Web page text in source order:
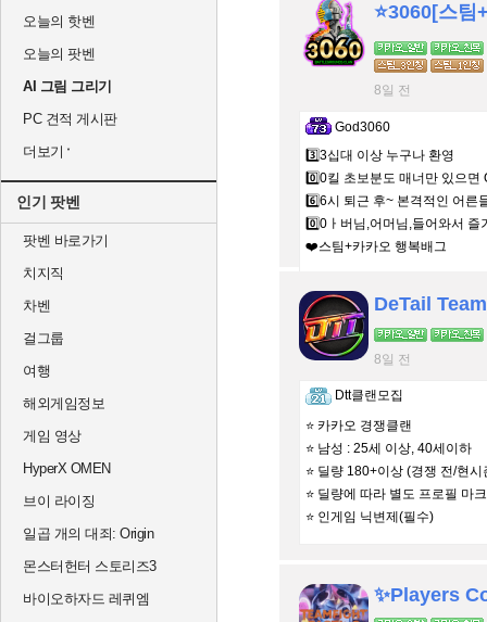
오늘의 핫벤
오늘의 팟벤
AI 그림 그리기
PC 견적 게시판
더보기
인기 팟벤
팟벤 바로가기
치지직
차벤
걸그룹
여행
해외게임정보
게임 영상
HyperX OMEN
브이 라이징
일곱 개의 대죄: Origin
몬스터헌터 스토리즈3
바이오하자드 레퀴엠
⭐️3060[스팀
8일 전
God3060
3️⃣3십대 이상 누구나 환영
0️⃣0킬 초보분도 매너만 있으면
6️⃣6시 퇴근 후~ 본격적인 어른
0️⃣0ㅏ버님,어머님,들어와서 즐
❤️스팀+카카오 행복배그
8일 전
Dtt클랜모집
⭐ 카카오 경쟁클랜
⭐ 남성 : 25세 이상, 40세이하
⭐ 딜량 180+이상 (경쟁 전/현
⭐ 딜량에 따라 별도 프로필 마
⭐ 인게임 닉변제(필수)
✨Players